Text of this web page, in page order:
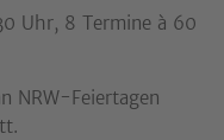
Uhr, 8 Termine à 60
NRW-Feiertagen